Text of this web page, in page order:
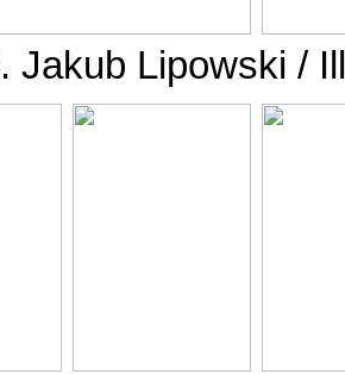
Jakub Lipowski /